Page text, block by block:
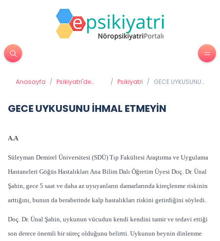
Anasayfa / Psikiyatri'de
/ Psikiyatri / GECE UYKUSUNU
GECE UYKUSUNU İHMAL ETMEYİN
A.A
Süleyman Demirel Üniversitesi (SDÜ) Tıp Fakültesi Araştırma ve Uygulama
Hastaneleri Göğüs Hastalıkları Ana Bilim Dalı Öğretim Üyesi Doç. Dr. Ünal
Şahin, gece 5 saat ve daha az uyuyanların damarlarında kireçlenme riskinin
arttığını, bunun da beraberinde kalp hastalıkları riskini getirdiğini söyledi.
Doç. Dr. Ünal Şahin, uykunun vücudun kendi kendini tamir ve tedavi ettiği
son derece önemli bir süreç olduğunu belirtti. Uykunun beynin dinlenme